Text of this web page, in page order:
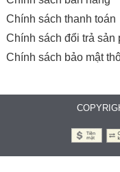
Chính sách thanh toán
Chính sách đổi trả sản
Chính sách bảo mật